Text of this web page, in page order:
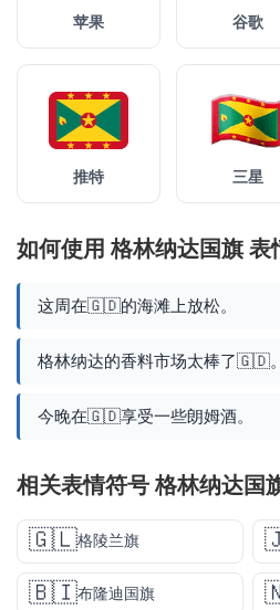
苹果 谷歌
推特 三星
如何使用 格林纳达国旗 表
这周在🇬🇩的海滩上放松。
格林纳达的香料市场太棒了🇬🇩。
今晚在🇬🇩享受一些朗姆酒。
相关表情符号 格林纳达国
🇬🇱格陵兰旗
🇧🇮布隆迪国旗